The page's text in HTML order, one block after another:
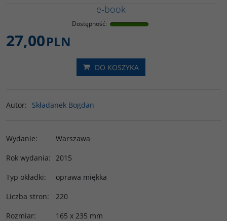
e-book
Dostępność:
27,00PLN
DO KOSZYKA
Autor: Składanek Bogdan
Wydanie:
Warszawa
Rok wydania: 2015
Typ okładki:
oprawa miękka
Liczba stron:
220
Rozmiar:
165 x 235 mm